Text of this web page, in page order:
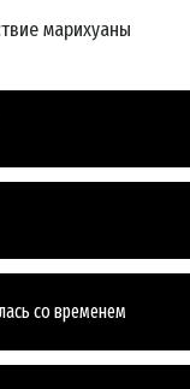
марихуаны
со временем